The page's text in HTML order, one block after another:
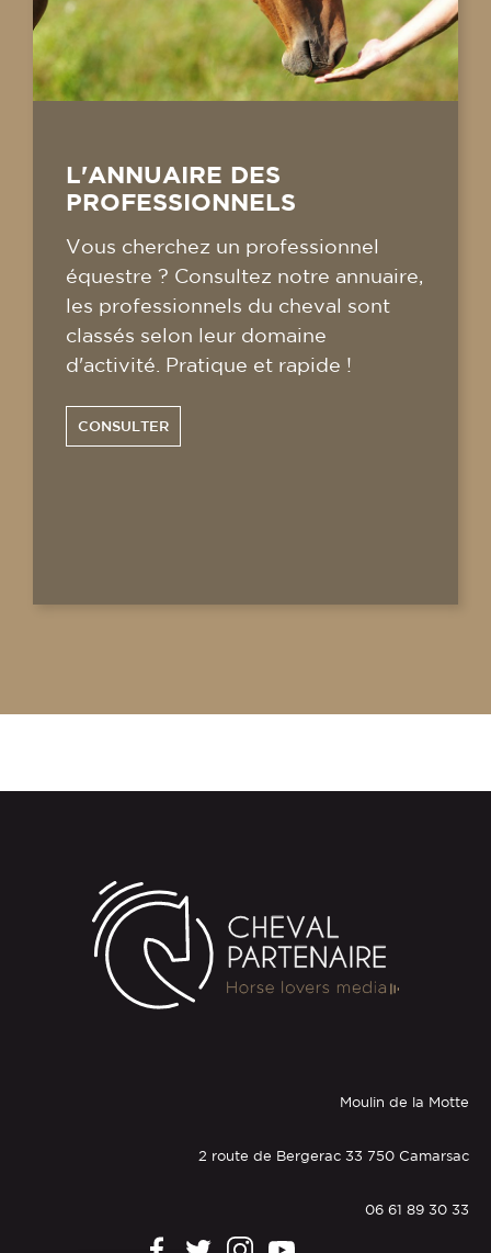
L'ANNUAIRE DES
PROFESSIONNELS
Vous cherchez un professionnel
équestre ? Consultez notre annuaire,
les professionnels du cheval sont
classés selon leur domaine
d'activité. Pratique et rapide !
CONSULTER
Moulin de la Motte
2 route de Bergerac 33 750 Camarsac
06 61 89 30 33